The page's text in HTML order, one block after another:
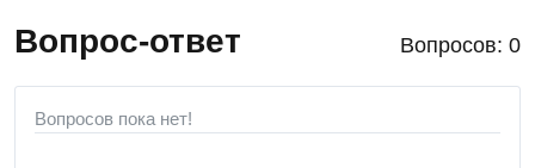
Вопрос-ответ Вопросов: 0
Вопросов пока нет!